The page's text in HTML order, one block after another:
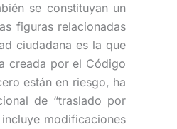
se constituyan un
figuras relacionadas
ciudadana es la que
creada por el Código
están en riesgo, ha
de “traslado por
modificaciones